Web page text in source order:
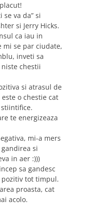
se va da” si
si Jerry Hicks.
ca iau in
mi se par ciudate,
inveti sa
chestii
si atrasul de
o chestie cat
te energizeaza
mi-a mers
si
in aer :)))
sa gandesc
tot timpul.
proasta, cat
acolo.